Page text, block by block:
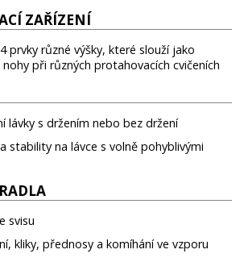
ZAŘÍZENÍ
prvky různé výšky, které slouží jako
při různých protahovacích cvičeních
lávky s držením nebo bez držení
stability na lávce s volně pohyblivými
svisu
kliky, přednosy a komíhání ve vzporu